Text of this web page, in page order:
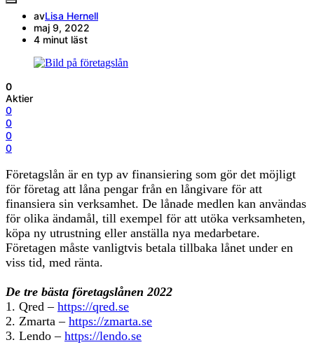
avLisa Hernell
maj 9, 2022
4 minut läst
0
Aktier
0
0
0
0
Företagslån är en typ av finansiering som gör det möjligt
för företag att låna pengar från en långivare för att
finansiera sin verksamhet. De lånade medlen kan användas
för olika ändamål, till exempel för att utöka verksamheten,
köpa ny utrustning eller anställa nya medarbetare.
Företagen måste vanligtvis betala tillbaka lånet under en
viss tid, med ränta.
De tre bästa företagslånen 2022
1. Qred – https://qred.se
2. Zmarta – https://zmarta.se
3. Lendo – https://lendo.se